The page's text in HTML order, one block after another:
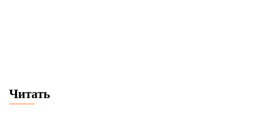
Читать